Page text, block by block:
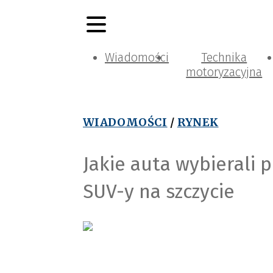
Wiadomości
Technika
motoryzacyjna
WIADOMOŚCI / RYNEK
Jakie auta wybierali
SUV-y na szczycie